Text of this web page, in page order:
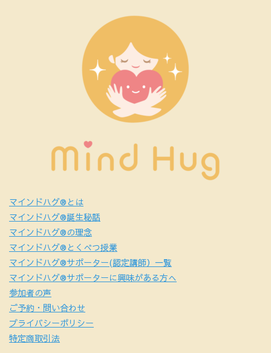
マインドハグ®とは
マインドハグ®誕生秘話
マインドハグ®の理念
マインドハグ®とくべつ授業
マインドハグ®サポーター(認定講師）一覧
マインドハグ®サポーターに興味がある方へ
参加者の声
ご予約・問い合わせ
プライバシーポリシー
特定商取引法